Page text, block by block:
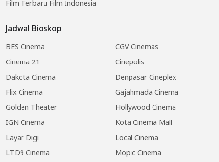
Film Terbaru Film Indonesia
Jadwal Bioskop
BES Cinema
CGV Cinemas
Cinema 21
Cinepolis
Dakota Cinema
Denpasar Cineplex
Flix Cinema
Gajahmada Cinema
Golden Theater
Hollywood Cinema
IGN Cinema
Kota Cinema Mall
Layar Digi
Local Cinema
LTD9 Cinema
Mopic Cinema